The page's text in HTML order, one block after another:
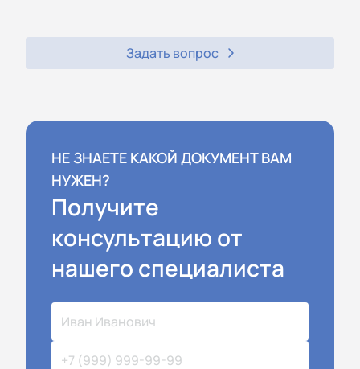
Задать вопрос
НЕ ЗНАЕТЕ КАКОЙ ДОКУМЕНТ ВАМ
НУЖЕН?
Получите
консультацию от
нашего специалиста